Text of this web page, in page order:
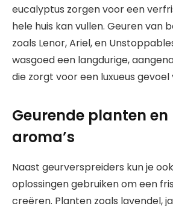
eucalyptus zorgen voor een
hele huis kan vullen. Geuren van
zoals Lenor, Ariel, en
wasgoed een langdurige,
die zorgt voor een luxueus gevoel
Geurende planten
aroma’s
Naast geurverspreiders kun je
oplossingen gebruiken om een
creëren. Planten zoals lavendel,